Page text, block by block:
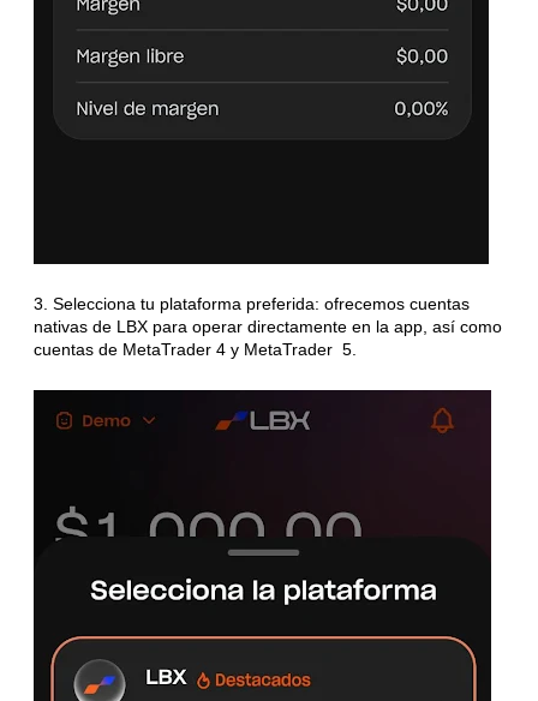
3. Selecciona tu plataforma preferida: ofrecemos cuentas
nativas de LBX para operar directamente en la app, así como
cuentas de MetaTrader 4 y MetaTrader 5.